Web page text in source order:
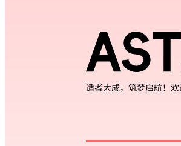
适者大成，筑梦启航！